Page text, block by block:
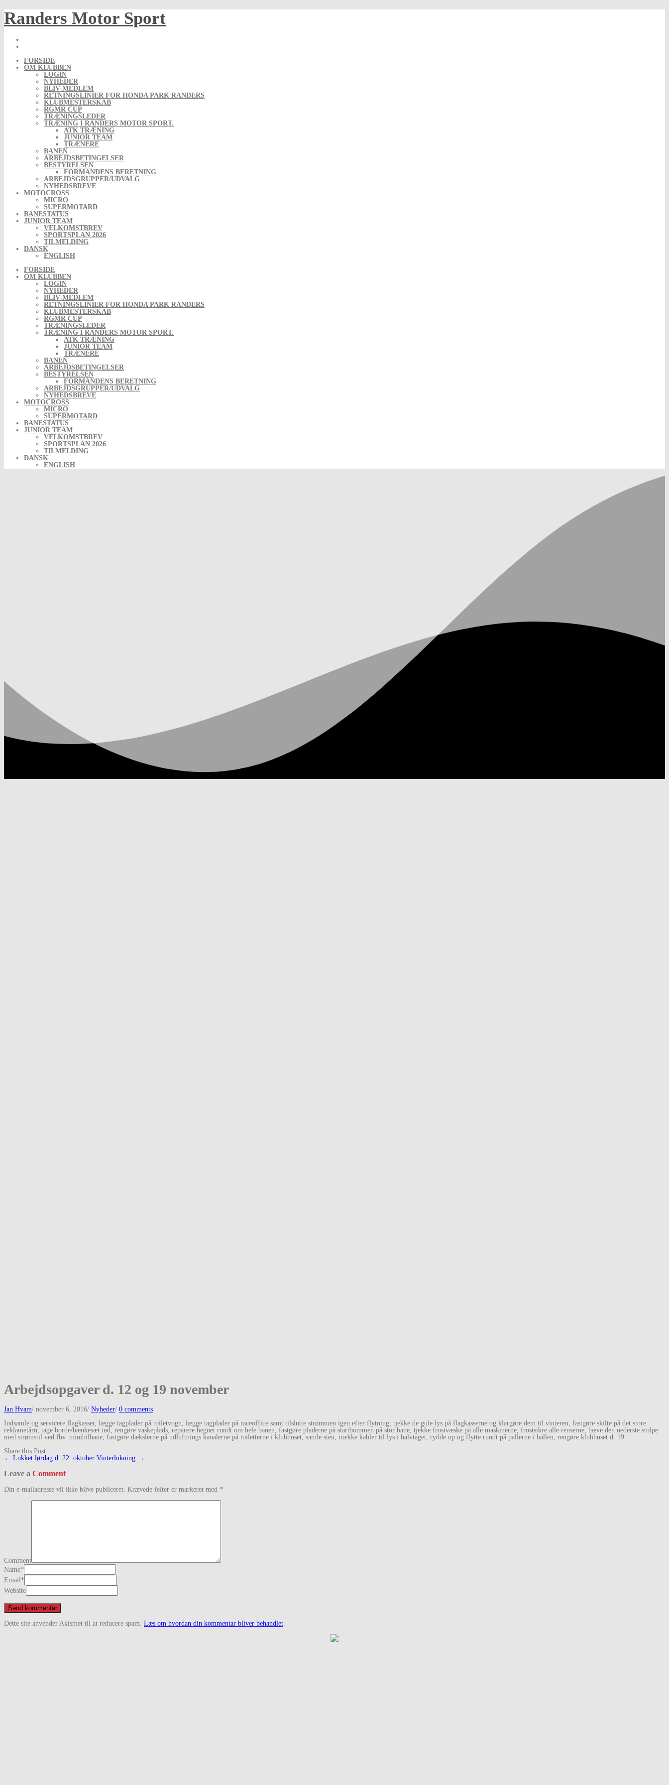
Skip
to
content
Randers Motor Sport
FORSIDE
OM KLUBBEN
LOGIN
NYHEDER
BLIV-MEDLEM
RETNINGSLINIER FOR HONDA PARK RANDERS
KLUBMESTERSKAB
RGMR CUP
TRÆNINGSLEDER
TRÆNING I RANDERS MOTOR SPORT.
ATK TRÆNING
JUNIOR TEAM
TRÆNERE
BANEN
ARBEJDSBETINGELSER
BESTYRELSEN
FORMANDENS BERETNING
ARBEJDSGRUPPER/UDVALG
NYHEDSBREVE
MOTOCROSS
MICRO
SUPERMOTARD
BANESTATUS
JUNIOR TEAM
VELKOMSTBREV
SPORTSPLAN 2026
TILMELDING
DANSK
ENGLISH
FORSIDE
OM KLUBBEN
LOGIN
NYHEDER
BLIV-MEDLEM
RETNINGSLINIER FOR HONDA PARK RANDERS
KLUBMESTERSKAB
RGMR CUP
TRÆNINGSLEDER
TRÆNING I RANDERS MOTOR SPORT.
ATK TRÆNING
JUNIOR TEAM
TRÆNERE
BANEN
ARBEJDSBETINGELSER
BESTYRELSEN
FORMANDENS BERETNING
ARBEJDSGRUPPER/UDVALG
NYHEDSBREVE
MOTOCROSS
MICRO
SUPERMOTARD
BANESTATUS
JUNIOR TEAM
VELKOMSTBREV
SPORTSPLAN 2026
TILMELDING
DANSK
ENGLISH
Arbejdsopgaver d. 12 og 19 november
Jan Hvam/ november 6, 2016/ Nyheder/ 0 comments
Indsamle og servicere flagkasser, lægge tagplader på toiletvogn, lægge tagplader på raceoffice samt tilslutte strømmen igen efter flytning, tjekke de gule lys på flagkasserne og klargøre dem til vinteren, fastgøre skilte på det store
reklametårn, tage borde/bænkesæt ind, rengøre vaskeplads, reparere hegnet rundt om hele banen, fastgøre pladerne på startbommen på stor bane, tjekke frostvæske på alle maskinerne, frostsikre alle renserne, hæve den nederste stolpe
med strømstil ved fhv. minibilbane, fastgøre dækslerne på udluftnings kanalerne på toiletterne i klubhuset, samle sten, trække kabler til lys i halvtaget, rydde op og flytte rundt på pallerne i hallen, rengøre klubhuset d. 19
Share this Post
Post
← Lukket lørdag d. 22. oktober Vinterlukning →
Leave a Comment
Din e-mailadresse vil ikke blive publiceret. Krævede felter er markeret med *
Comment
Name*
Email *
Website
Dette site anvender Akismet til at reducere spam. Læs om hvordan din kommentar bliver behandlet